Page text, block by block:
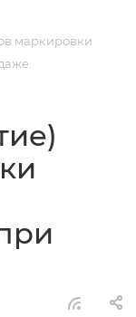
маркировки